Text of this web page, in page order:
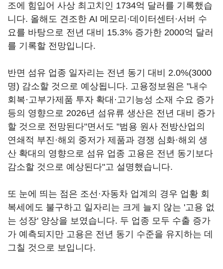
조에 힘입어 사상 최고치인 1734억 달러를 기록했습
니다. 올해도 견조한 AI 메모리·데이터센터·서버 수
요를 바탕으로 전년 대비 15.3% 증가한 2000억 달러
를 기록할 전망입니다.
반면 섬유 업종 일자리는 전년 동기 대비 2.0%(3000
명) 감소할 것으로 예상됩니다. 고용정보원은 "내수
회복·고부가제품 투자 확대·고기능성 소재 수요 증가
등의 영향으로 2026년 섬유류 생산은 전년 대비 증가
할 것으로 전망된다"면서도 "범용 원사 전방산업의
연쇄적 부진·해외 중저가 제품과 경쟁 심화·해외 생
산 확대의 영향으로 섬유 업종 고용은 전년 동기보다
감소할 것으로 예상된다"고 설명했습니다.
또 눈에 띄는 점은 조선·자동차 업계의 경우 업황 회
복세에도 불구하고 일자리는 크게 늘지 않는 '고용 없
는 성장' 양상을 보였습니다. 두 업종 모두 수출 증가
가 예측되지만 고용은 전년 동기 수준을 유지하는 데
그칠 것으로 보입니다.